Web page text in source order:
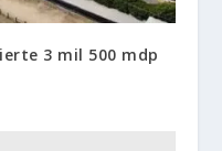
3 mil 500 mdp